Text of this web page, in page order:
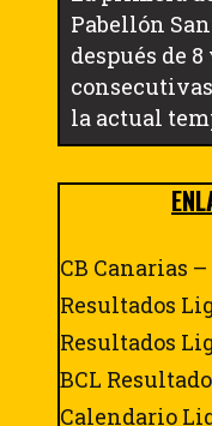
Pabellón
después de
la actual
CB Canarias
Resultados
Resultados
BCL
Calendario